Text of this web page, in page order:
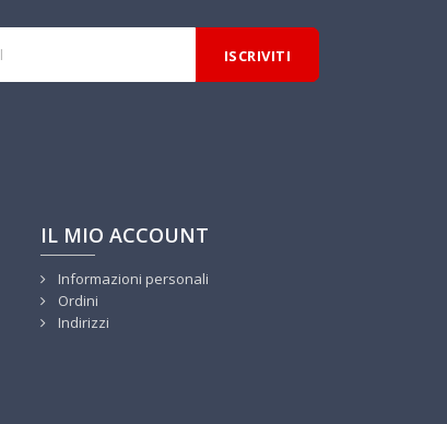
IL MIO ACCOUNT
Informazioni personali
Ordini
Indirizzi